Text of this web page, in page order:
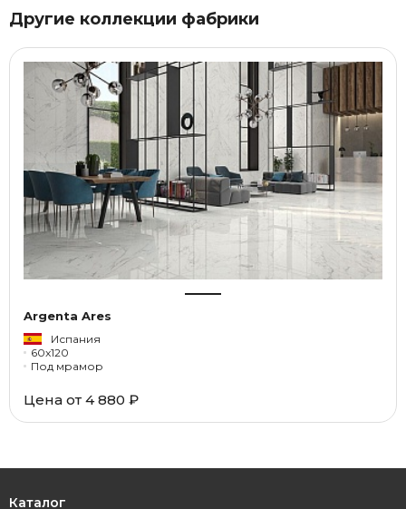
Другие коллекции фабрики
Argenta Ares
Испания
60x120
Под мрамор
Цена от 4 880 ₽
Каталог